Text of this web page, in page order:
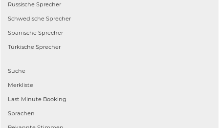
Russische Sprecher
Schwedische Sprecher
Spanische Sprecher
Türkische Sprecher
Suche
Merkliste
Last Minute Booking
Sprachen